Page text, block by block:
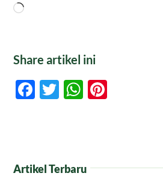
Memuat...
Share artikel ini
Facebook
TwitterWhatsApp
Artikel Terbaru